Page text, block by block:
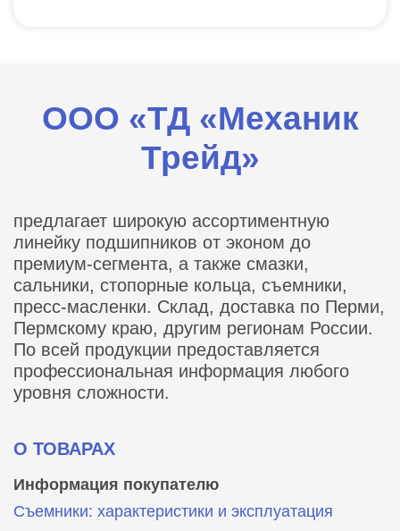
ООО «ТД «Механик
Трейд»
предлагает широкую ассортиментную
линейку подшипников от эконом до
премиум-сегмента, а также смазки,
сальники, стопорные кольца, съемники,
пресс-масленки. Склад, доставка по Перми,
Пермскому краю, другим регионам России.
По всей продукции предоставляется
профессиональная информация любого
уровня сложности.
О ТОВАРАХ
Информация покупателю
Съемники: характеристики и эксплуатация